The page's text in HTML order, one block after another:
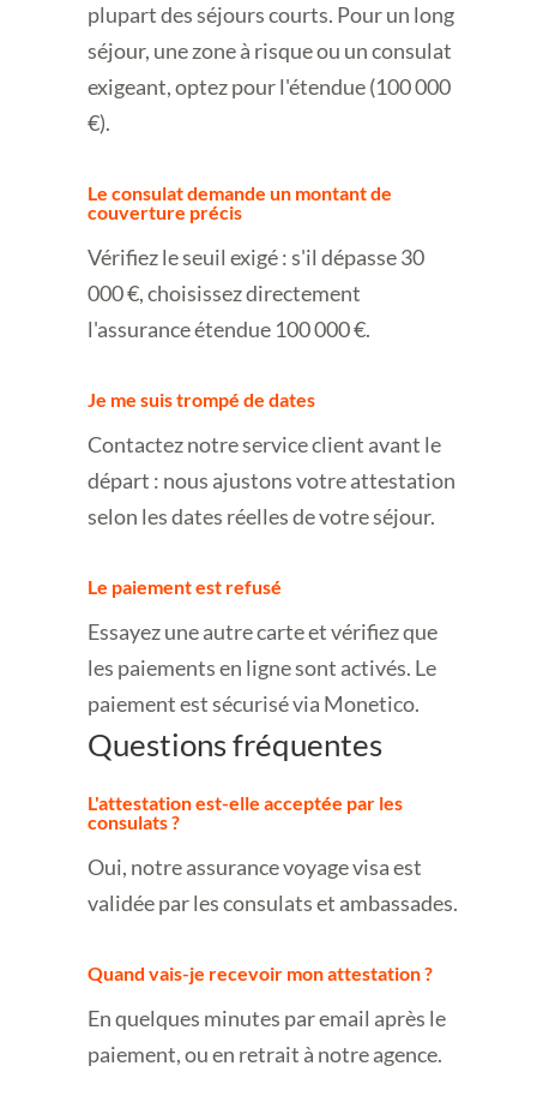
plupart des séjours courts. Pour un long
séjour, une zone à risque ou un consulat
exigeant, optez pour l'étendue (100 000
€).
Le consulat demande un montant de
couverture précis
Vérifiez le seuil exigé : s'il dépasse 30
000 €, choisissez directement
l'assurance étendue 100 000 €.
Je me suis trompé de dates
Contactez notre service client avant le
départ : nous ajustons votre attestation
selon les dates réelles de votre séjour.
Le paiement est refusé
Essayez une autre carte et vérifiez que
les paiements en ligne sont activés. Le
paiement est sécurisé via Monetico.
Questions fréquentes
L'attestation est-elle acceptée par les
consulats ?
Oui, notre assurance voyage visa est
validée par les consulats et ambassades.
Quand vais-je recevoir mon attestation ?
En quelques minutes par email après le
paiement, ou en retrait à notre agence.